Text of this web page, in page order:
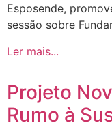
Esposende,
sessão sobre
Ler mais...
Projeto
Rumo à